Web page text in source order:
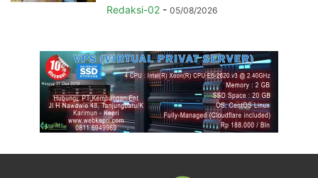
Redaksi-02 - 05/08/2026